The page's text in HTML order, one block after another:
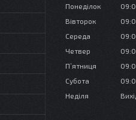
Понеділок
Вівторок
Середа
Четвер
Пʼятниця
Субота
Неділя